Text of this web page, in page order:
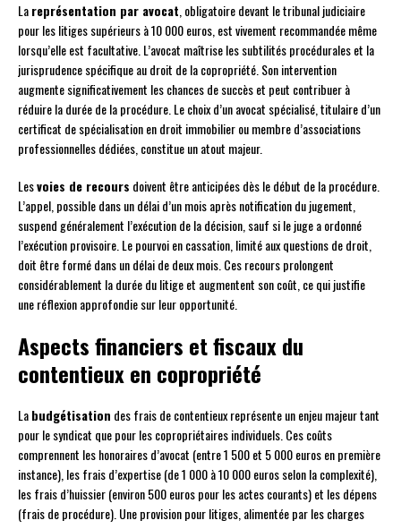
Lareprésentation par avocat, obligatoire devant le tribunal judiciaire
pour les litiges supérieurs à 10 000 euros, est vivement recommandée même
lorsqu’elle est facultative. L’avocat maîtrise les subtilités procédurales et la
jurisprudence spécifique au droit de la copropriété. Son intervention
augmente significativement les chances de succès et peut contribuer à
réduire la durée de la procédure. Le choix d’un avocat spécialisé, titulaire d’un
certificat de spécialisation en droit immobilier ou membre d’associations
professionnelles dédiées, constitue un atout majeur.
Lesvoies de recours doivent être anticipées dès le début de la procédure.
L’appel, possible dans un délai d’un mois après notification du jugement,
suspend généralement l’exécution de la décision, sauf si le juge a ordonné
l’exécution provisoire. Le pourvoi en cassation, limité aux questions de droit,
doit être formé dans un délai de deux mois. Ces recours prolongent
considérablement la durée du litige et augmentent son coût, ce qui justifie
une réflexion approfondie sur leur opportunité.
Aspects financiers et fiscaux du
contentieux en copropriété
Labudgétisation des frais de contentieux représente un enjeu majeur tant
pour le syndicat que pour les copropriétaires individuels. Ces coûts
comprennent les honoraires d’avocat (entre 1 500 et 5 000 euros en première
instance), les frais d’expertise (de 1 000 à 10 000 euros selon la complexité),
les frais d’huissier (environ 500 euros pour les actes courants) et les dépens
(frais de procédure). Une provision pour litiges, alimentée par les charges